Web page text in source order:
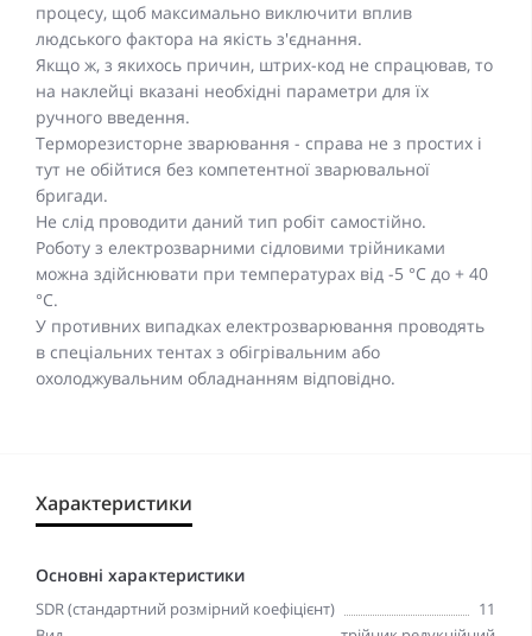
процесу, щоб максимально виключити вплив
людського фактора на якість з'єднання.
Якщо ж, з якихось причин, штрих-код не спрацював, то
на наклейці вказані необхідні параметри для їх
ручного введення.
Терморезисторне зварювання - справа не з простих і
тут не обійтися без компетентної зварювальної
бригади.
Не слід проводити даний тип робіт самостійно.
Роботу з електрозварними сідловими трійниками
можна здійснювати при температурах від -5 °C до + 40
°C.
У противних випадках електрозварювання проводять
в спеціальних тентах з обігрівальним або
охолоджувальним обладнанням відповідно.
Характеристики
Основні характеристики
SDR (стандартний розмірний коефіцієнт)
11